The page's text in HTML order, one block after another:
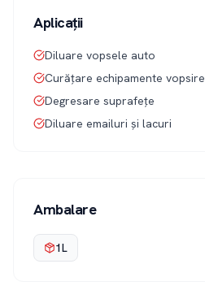
Aplicații
Diluare vopsele auto
Curățare echipamente vopsire
Degresare suprafețe
Diluare emailuri și lacuri
Ambalare
1L